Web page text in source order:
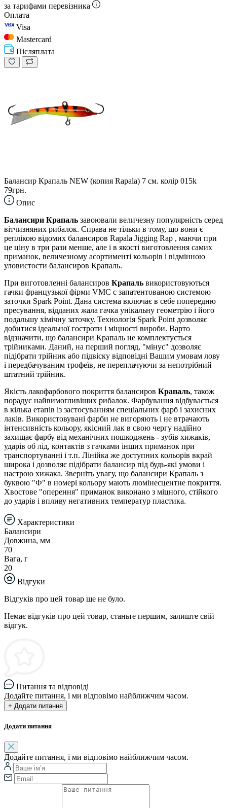
за тарифами перевізника
Оплата
Visa
Mastercard
Післяплата
Балансир Крапаль NEW (копия Rapala) 7 см. колір 015k
79грн.
Опис
Балансири Крапаль завоювали величезну популярність серед
вітчизняних рибалок. Справа не тільки в тому, що вони є
реплікою відомих балансиров Rapala Jigging Rap , маючи при
це ціну в три рази менше, але і в якості виготовлення самих
приманок, величезному асортименті кольорів і відмінною
уловистости балансиров Крапаль.
При виготовленні балансиров Крапаль використовуються
гачки французької фірми VMC c запатентованою системою
заточки Spark Point. Дана система включає в себе попередню
пресування, відданих жала гачка унікальну геометрію і його
подальшу хімічну заточку. Технологія Spark Point дозволяє
добитися ідеальної гостроти і міцності вироби. Варто
відзначити, що балансири Крапаль не комплектується
трійниками. Даний, на перший погляд, "мінус" дозволяє
підібрати трійник або підвіску відповідні Вашим умовам лову
і передбачуваним трофеїв, не переплачуючи за непотрібний
штатний трійник.
Якість лакофарбового покриття балансиров Крапаль, також
порадує найвимогливіших рибалок. Фарбування відбувається
в кілька етапів із застосуванням спеціальних фарб і захисних
лаків. Використовувані фарби не вигоряють і не втрачають
інтенсивність кольору, якісний лак в свою чергу надійно
захищає фарбу від механічних пошкоджень - зубів хижаків,
ударів об лід, контактів з гачками інших приманок при
транспортуванні і т.п. Лінійка же доступних кольорів вкрай
широка і дозволяє підібрати балансир під будь-які умови і
настрою хижака. Зверніть увагу, що балансири Крапаль з
буквою "Ф" в номері кольору мають люмінесцентне покриття.
Хвостове "оперення" приманок виконано з міцного, стійкого
до ударів і впливу негативних температур пластика.
Характеристики
Балансири
Довжина, мм
70
Вага, г
20
Відгуки
Відгуків про цей товар ще не було.
Немає відгуків про цей товар, станьте першим, залиште свій
відгук.
Питання та відповіді
Додайте питання, і ми відповімо найближчим часом.
+ Додати питання
Додати питання
Додайте питання, і ми відповімо найближчим часом.